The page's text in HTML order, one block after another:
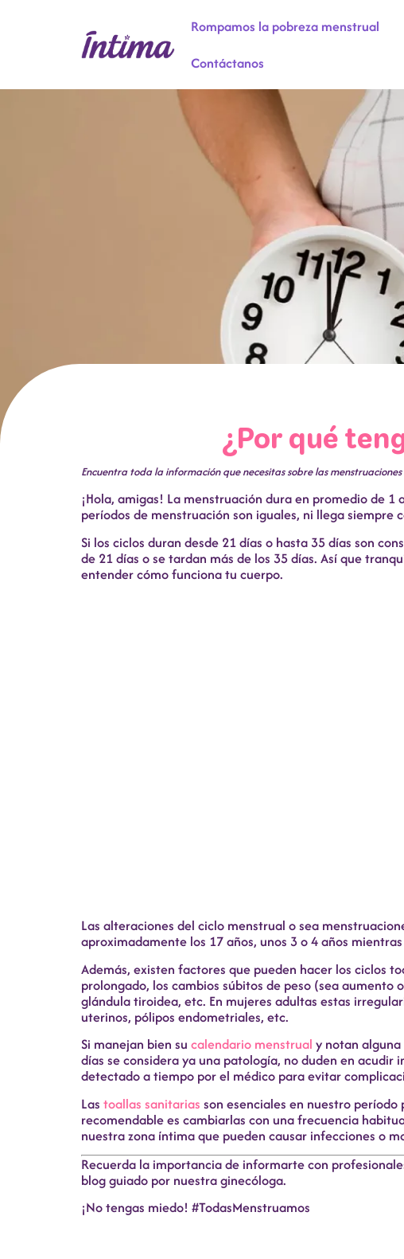
Rompamos la pobreza menstrual
Contáctanos
¿Por qué
Encuentra toda la información que necesitas sobre las
¡Hola, amigas! La menstruación dura en promedio de
períodos de menstruación son iguales, ni llega siempre
Si los ciclos duran desde 21 días o hasta 35 días son
de 21 días o se tardan más de los 35 días. Así que
entender cómo funciona tu cuerpo.
Las alteraciones del ciclo menstrual o sea
aproximadamente los 17 años, unos 3 o 4 años
Además, existen factores que pueden hacer los ciclos
prolongado, los cambios súbitos de peso (sea
glándula tiroidea, etc. En mujeres adultas estas
uterinos, pólipos endometriales, etc.
Si manejan bien su calendario menstrual y notan
días se considera ya una patología, no duden en
detectado a tiempo por el médico para evitar
Las toallas sanitarias son esenciales en nuestro
recomendable es cambiarlas con una frecuencia
nuestra zona íntima que pueden causar infecciones o
Recuerda la importancia de informarte con
blog guiado por nuestra ginecóloga.
¡No tengas miedo! #TodasMenstruamos